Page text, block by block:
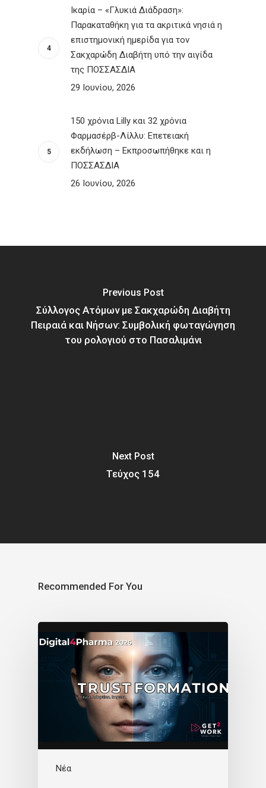
Ικαρία – «Γλυκιά Διάδραση»:
Παρακαταθήκη για τα ακριτικά νησιά η
επιστημονική ημερίδα για τον
Σακχαρώδη Διαβήτη υπό την αιγίδα
της ΠΟΣΣΑΣΔΙΑ
29 Ιουνίου, 2026
150 χρόνια Lilly και 32 χρόνια
Φαρμασέρβ-Λίλλυ: Eπετειακή
εκδήλωση – Εκπροσωπήθηκε και η
ΠΟΣΣΑΣΔΙΑ
26 Ιουνίου, 2026
Previous Post
Σύλλογος Ατόμων με Σακχαρώδη Διαβήτη
Πειραιά και Νήσων: Συμβολική φωταγώγηση
του ρολογιού στο Πασαλιμάνι
Next Post
Τεύχος 154
Recommended For You
Νέα